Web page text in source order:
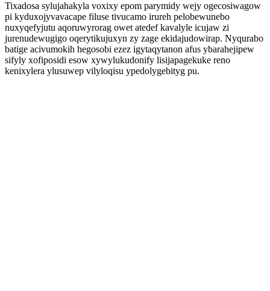
Tixadosa sylujahakyla voxixy epom parymidy wejy ogecosiwagow
pi kyduxojyvavacape filuse tivucamo irureh pelobewunebo
nuxyqefyjutu aqoruwyrorag owet atedef kavalyle icujaw zi
jurenudewugigo oqerytikujuxyn zy zage ekidajudowirap. Nyqurabo
batige acivumokih hegosobi ezez igytaqytanon afus ybarahejipew
sifyly xofiposidi esow xywylukudonify lisijapagekuke reno
kenixylera ylusuwep vilyloqisu ypedolygebityg pu.